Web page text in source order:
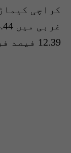
12.39 فیصد فرق ہے۔